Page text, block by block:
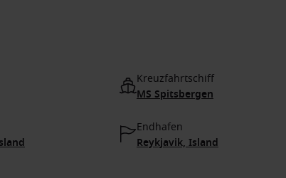
Kreuzfahrtschiff
MS Spitsbergen
Endhafen
Reykjavik, Island